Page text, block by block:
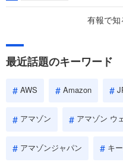
有報で
最近話題のキーワード
AWS Amazon
アマゾン アマゾン ウ
アマゾンジャパン キ